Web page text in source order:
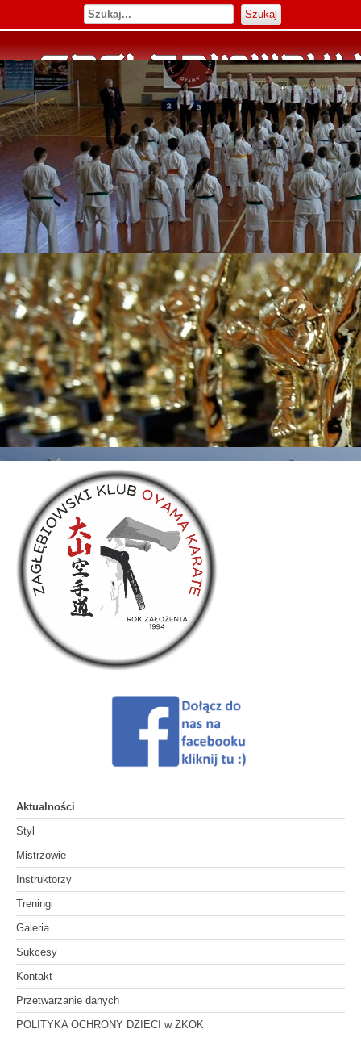
Rozwiń menu
Szukaj
Aktualności
Styl
Mistrzowie
Instruktorzy
Treningi
Galeria
Sukcesy
Kontakt
Przetwarzanie danych
POLITYKA OCHRONY DZIECI w ZKOK